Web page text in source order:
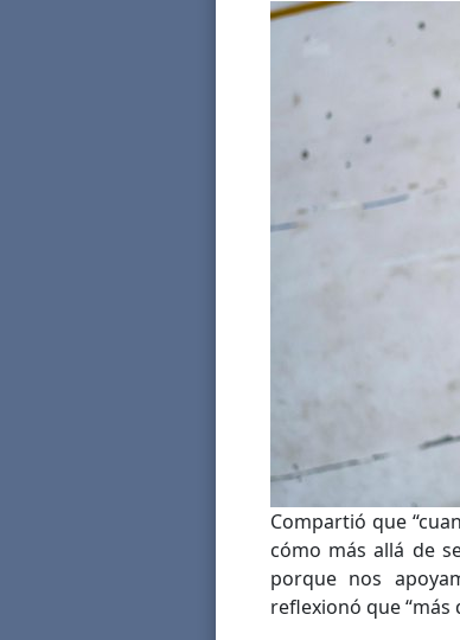
Compartió que
cómo más allá de
porque nos
reflexionó que “más